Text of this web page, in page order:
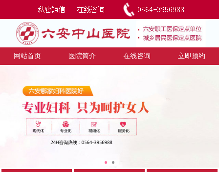
网站首页 医院简介 在线咨询 立即预约